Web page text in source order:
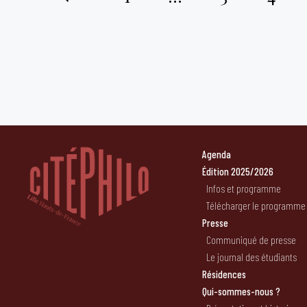
Agenda
Édition 2025/2026
Infos et programme
Télécharger le programme
Presse
Communiqué de presse
Le journal des étudiants
Résidences
Qui-sommes-nous ?